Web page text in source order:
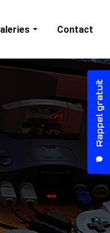
Rappel gratuit
particuliers
Contact